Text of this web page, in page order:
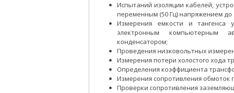
Испытаний изоляции кабелей,
переменным (50 Гц) напряжением до
Измерения емкости и тангенса
электронным компьютерным
конденсатором;
Проведения низковольтных
Измерения потери холостого хода
Определения коэффициента
Измерения сопротивления обмоток
Проверки сопротивления